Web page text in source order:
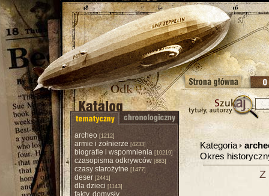
archeo [1212]
armie i żołnierze [4233]
biografie i wspomnienia[10219]
czasopisma odkrywców[883]
czasy starożytne [1477]
deser[2441]
dla dzieci [1143]
fakty, domysły,
Kategoria
Okres
Z